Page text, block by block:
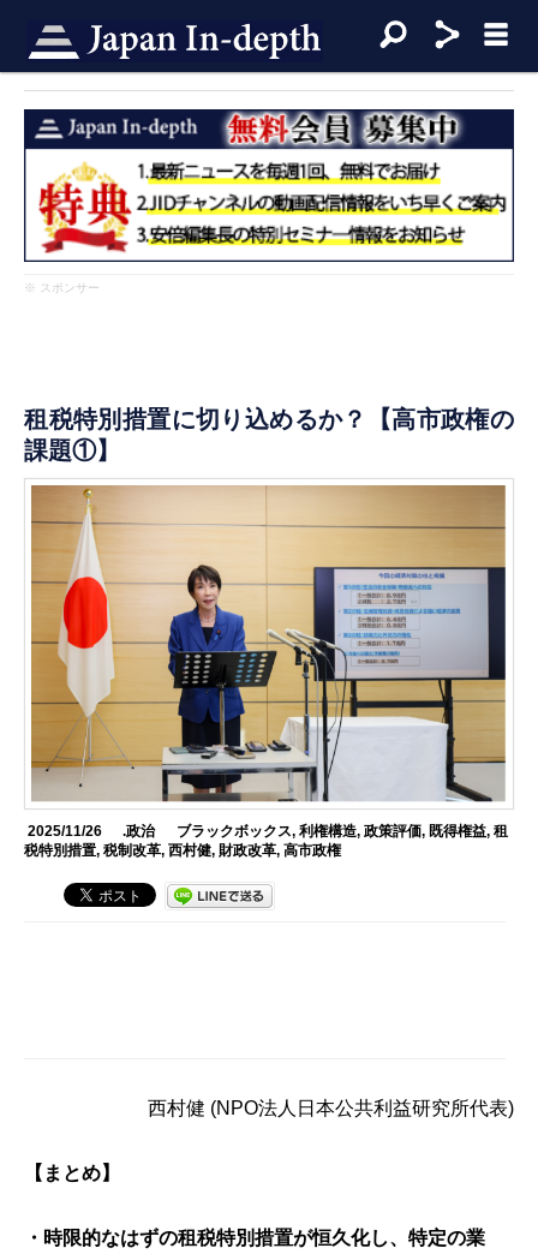
※ スポンサー
租税特別措置に切り込めるか？【高市政権の
課題①】
2025/11/26 .政治 ブラックボックス, 利権構造, 政策評価, 既得権益, 租
税特別措置,税制改革,西村健,財政改革,高市政権
西村健 (NPO法人日本公共利益研究所代表)
【まとめ】
・時限的なはずの租税特別措置が恒久化し、特定の業